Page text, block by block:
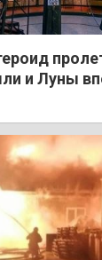
и Луны